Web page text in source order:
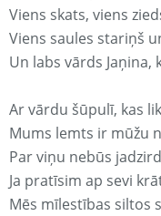
Viens skats, viens
Viens saules stariņš
Un labs vārds Jaņina,
Ar vārdu šūpulī, kas
Mums lemts ir mūžu
Par viņu nebūs
Ja pratīsim ap sevi
Mēs mīlestības siltos